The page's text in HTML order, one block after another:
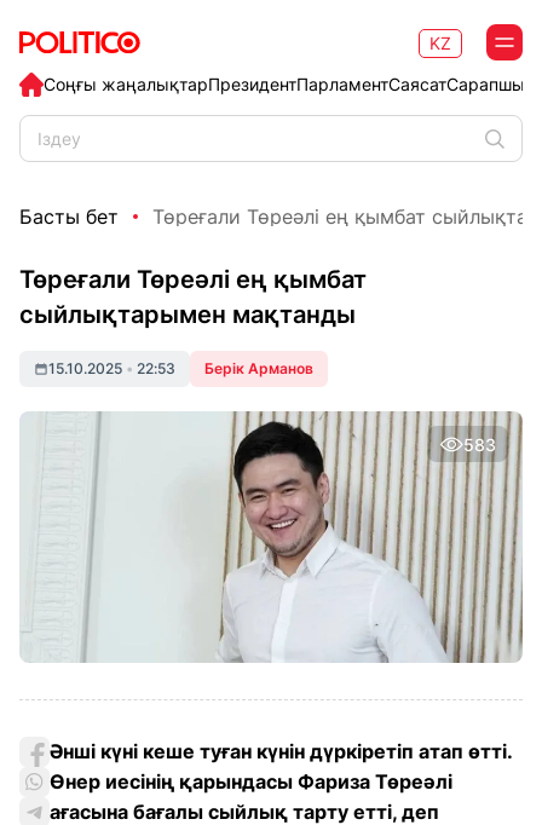
Соңғы жаңалықтарПрезидентПарламентСаясат
KZ
Басты бет Төреғали Төреәлі ең қымбат
Төреғали Төреәлі ең қымбат
сыйлықтарымен мақтанды
15.10.2025 • 22:53 Берік Арманов
583
Әнші күні кеше туған күнін дүркіретіп атап өтті.
Өнер иесінің қарындасы Фариза Төреәлі
ағасына бағалы сыйлық тарту етті, деп